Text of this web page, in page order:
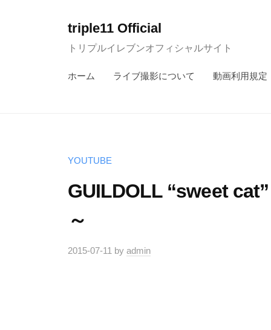
triple11 Official
トリプルイレブンオフィシャルサイト
ホーム ライブ撮影について 動画利用規定
YOUTUBE
GUILDOLL “sweet
～
2015-07-11 by admin